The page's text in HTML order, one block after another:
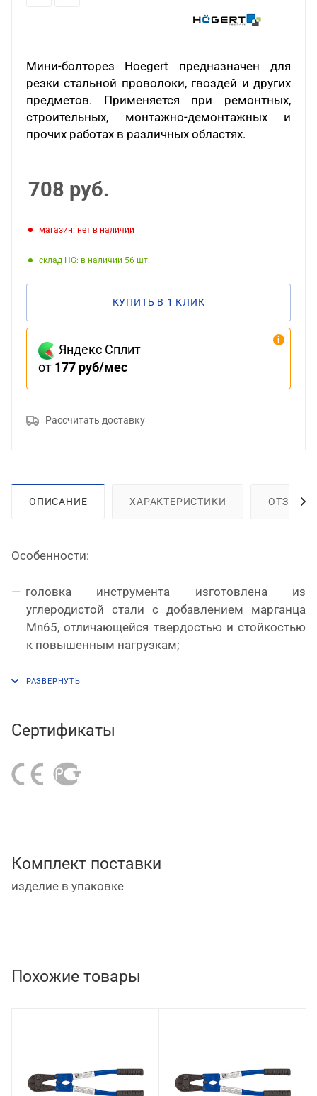
Мини-болторез Hoegert
предназначен для
резки стальной проволоки, гвоздей и других
предметов. Применяется при ремонтных,
строительных, монтажно-демонтажных и
прочих работах в различных областях.
708 руб.
Магазин: нет в наличии
Склад HG: в наличии 56
КУПИТЬ В 1 КЛИК
Яндекс Сплит
от 177 руб/мес
Рассчитать доставку
ОПИСАНИЕ ХАРАКТЕРИСТИКИ ОТЗЫВЫ
Особенности:
головка инструмента изготовлена из
углеродистой стали с добавлением марганца
Mn65, отличающейся твердостью и стойкостью
к повышенным нагрузкам;
работу;
диаметром до 3.5 мм;
удобство.
Сертификаты
Комплект поставки
изделие в упаковке
Похожие товары